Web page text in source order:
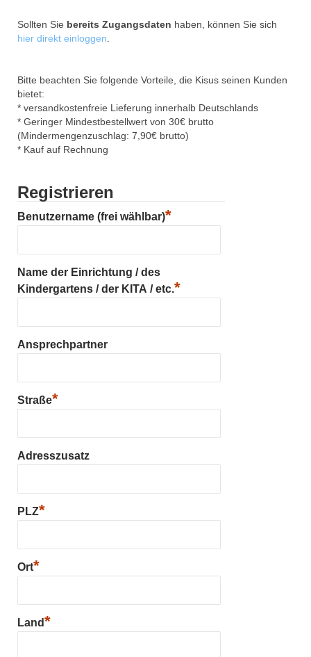
Sollten Sie bereits Zugangsdaten haben, können Sie sich
hier direkt einloggen.
Bitte beachten Sie folgende Vorteile, die Kisus seinen Kunden
bietet:
* versandkostenfreie Lieferung innerhalb Deutschlands
* Geringer Mindestbestellwert von 30€ brutto
(Mindermengenzuschlag: 7,90€ brutto)
* Kauf auf Rechnung
Registrieren
Benutzername (frei wählbar)*
Name der Einrichtung / des
Kindergartens / der KITA / etc.*
Ansprechpartner
Straße*
Adresszusatz
PLZ*
Ort*
Land*